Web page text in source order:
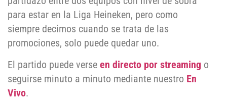
para estar en la Liga Heineken, pero como
siempre decimos cuando se trata de las
promociones, solo puede quedar uno.
El partido puede verse en directo por streaming o
seguirse minuto a minuto mediante nuestro En
Vivo.